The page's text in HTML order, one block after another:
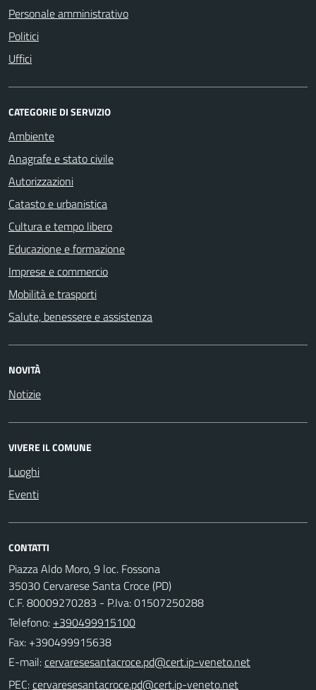
Personale amministrativo
Politici
Uffici
CATEGORIE DI SERVIZIO
Ambiente
Anagrafe e stato civile
Autorizzazioni
Catasto e urbanistica
Cultura e tempo libero
Educazione e formazione
Imprese e commercio
Mobilità e trasporti
Salute, benessere e assistenza
NOVITÀ
Notizie
VIVERE IL COMUNE
Luoghi
Eventi
CONTATTI
Piazza Aldo Moro, 9 loc. Fossona
35030 Cervarese Santa Croce (PD)
C.F. 80009270283 - P.Iva: 01507250288
Telefono: +390499915100
Fax: +390499915638
E-mail:
PEC: